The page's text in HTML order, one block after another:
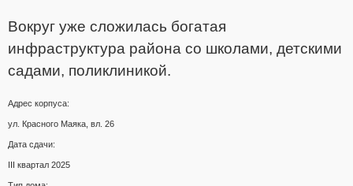
Вокруг уже сложилась богатая
инфраструктура района со школами, детскими
садами, поликлиникой.
Адрес корпуса:
ул. Красного Маяка, вл. 26
Дата сдачи:
III квартал 2025